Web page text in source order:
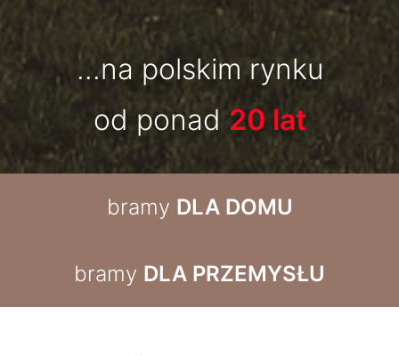
...na polskim rynku
od ponad 20 lat
bramy DLA DOMU
bramy DLA PRZEMYSŁU